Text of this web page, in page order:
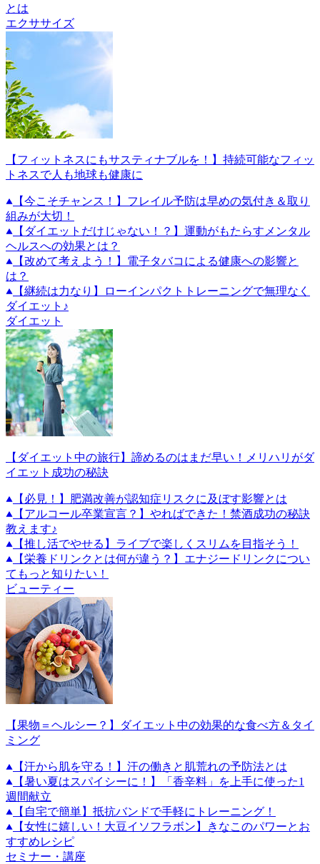
とは
エクササイズ
【フィットネスにもサスティナブルを！】持続可能なフィッ
トネスで人も地球も健康に
【今こそチャンス！】フレイル予防は早めの気付き＆取り
組みが大切！
【ダイエットだけじゃない！？】運動がもたらすメンタル
ヘルスへの効果とは？
【改めて考えよう！】電子タバコによる健康への影響と
は？
【継続は力なり】ローインパクトトレーニングで無理なく
ダイエット♪
ダイエット
【ダイエット中の旅行】諦めるのはまだ早い！メリハリがダ
イエット成功の秘訣
【必見！】肥満改善が認知症リスクに及ぼす影響とは
【アルコール卒業宣言？】やればできた！禁酒成功の秘訣
教えます♪
【推し活でやせる】ライブで楽しくスリムを目指そう！
【栄養ドリンクとは何が違う？】エナジードリンクについ
てもっと知りたい！
ビューティー
【果物＝ヘルシー？】ダイエット中の効果的な食べ方＆タイ
ミング
【汗から肌を守る！】汗の働きと肌荒れの予防法とは
【暑い夏はスパイシーに！】「香辛料」を上手に使った1
週間献立
【自宅で簡単】抵抗バンドで手軽にトレーニング！
【女性に嬉しい！大豆イソフラボン】きなこのパワーとお
すすめレシピ
セミナー・講座